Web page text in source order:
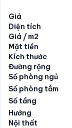
Giá
Diện tích
Giá / m2
Mặt tiền
Kích thước
Đường rộng
Số phòng ngủ
Số phòng tắm
Số tầng
Hướng
Nội thất